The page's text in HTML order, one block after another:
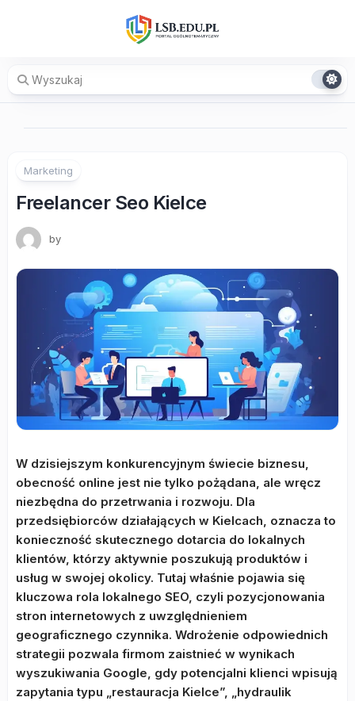
Marketing
Freelancer Seo Kielce
by
W dzisiejszym konkurencyjnym świecie biznesu,
obecność online jest nie tylko pożądana, ale wręcz
niezbędna do przetrwania i rozwoju. Dla
przedsiębiorców działających w Kielcach, oznacza to
konieczność skutecznego dotarcia do lokalnych
klientów, którzy aktywnie poszukują produktów i
usług w swojej okolicy. Tutaj właśnie pojawia się
kluczowa rola lokalnego SEO, czyli pozycjonowania
stron internetowych z uwzględnieniem
geograficznego czynnika. Wdrożenie odpowiednich
strategii pozwala firmom zaistnieć w wynikach
wyszukiwania Google, gdy potencjalni klienci wpisują
zapytania typu „restauracja Kielce”, „hydraulik